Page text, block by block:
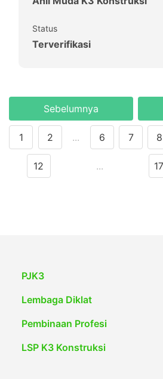
Status
Terverifikasi
Sebelumnya
1 2 ... 6 7 8
12 ...
PJK3
Lembaga Diklat
Pembinaan Profesi
LSP K3 Konstruksi